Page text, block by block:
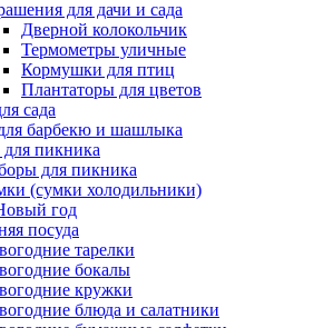
для дачи и сада
Дверной колокольчик
Термометры уличные
Кормушки для птиц
Плантаторы для цветов
сада
барбекю и шашлыка
пикника
для пикника
(сумки холодильники)
год
посуда
тарелки
бокалы
кружки
блюда и салатники